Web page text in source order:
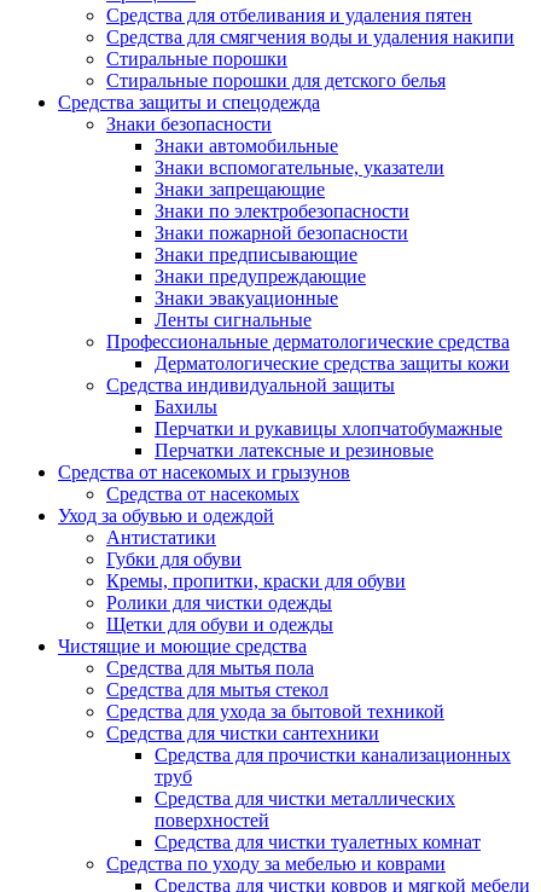
Средства для отбеливания и удаления пятен
Средства для смягчения воды и удаления накипи
Стиральные порошки
Стиральные порошки для детского белья
Средства защиты и спецодежда
Знаки безопасности
Знаки автомобильные
Знаки вспомогательные, указатели
Знаки запрещающие
Знаки по электробезопасности
Знаки пожарной безопасности
Знаки предписывающие
Знаки предупреждающие
Знаки эвакуационные
Ленты сигнальные
Профессиональные дерматологические средства
Дерматологические средства защиты кожи
Средства индивидуальной защиты
Бахилы
Перчатки и рукавицы хлопчатобумажные
Перчатки латексные и резиновые
Средства от насекомых и грызунов
Средства от насекомых
Уход за обувью и одеждой
Антистатики
Губки для обуви
Кремы, пропитки, краски для обуви
Ролики для чистки одежды
Щетки для обуви и одежды
Чистящие и моющие средства
Средства для мытья пола
Средства для мытья стекол
Средства для ухода за бытовой техникой
Средства для чистки сантехники
Средства для прочистки канализационных
труб
Средства для чистки металлических
поверхностей
Средства для чистки туалетных комнат
Средства по уходу за мебелью и коврами
Средства для чистки ковров и мягкой мебели